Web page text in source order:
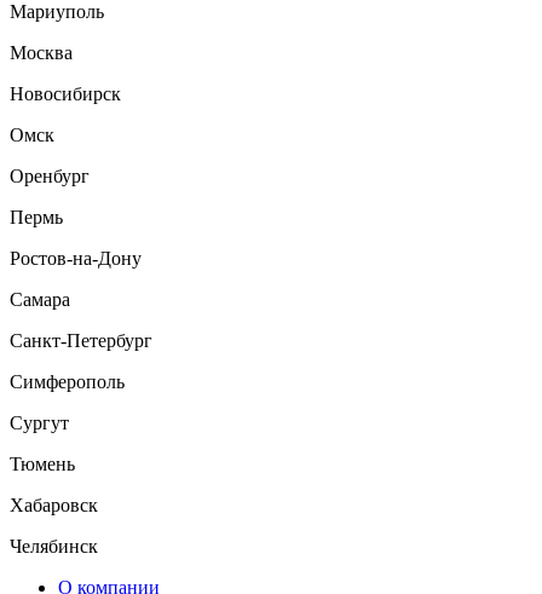
Мариуполь
Москва
Новосибирск
Омск
Оренбург
Пермь
Ростов-на-Дону
Самара
Санкт-Петербург
Симферополь
Сургут
Тюмень
Хабаровск
Челябинск
О компании